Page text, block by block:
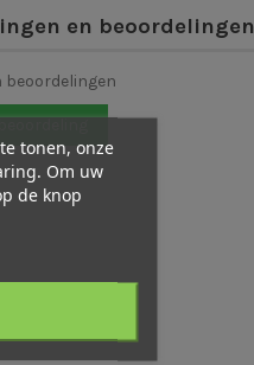
en beoordelingen
beoordelingen
tonen, onze
Om uw
de knop